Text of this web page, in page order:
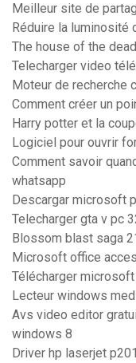
Meilleur site de
Réduire la luminosité
The house of the
Telecharger video
Moteur de recherche
Comment créer un
Harry potter et la
Logiciel pour ouvrir
Comment savoir
whatsapp
Descargar microsoft
Telecharger gta v pc
Blossom blast saga
Microsoft office
Télécharger
Lecteur windows
Avs video editor
windows 8
Driver hp laserjet